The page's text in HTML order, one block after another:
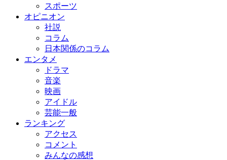
スポーツ
オピニオン
社説
コラム
日本関係のコラム
エンタメ
ドラマ
音楽
映画
アイドル
芸能一般
ランキング
アクセス
コメント
みんなの感想